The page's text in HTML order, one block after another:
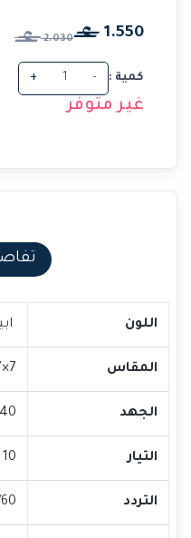
1.550
2.030
كمية : -
+
غير متوفر
اللون
المقاس 7×7 سم
الجهد 240
التيار 10 أمبير
التردد 50/